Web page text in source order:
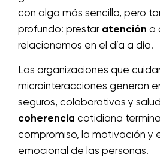
con algo más sencillo, pero
profundo: prestar atención a
relacionamos en el día a día.
Las organizaciones que
microinteracciones generan
seguros, colaborativos y
coherencia cotidiana
compromiso, la motivación y
emocional de las personas.